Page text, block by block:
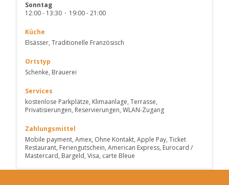
Sonntag
12:00 - 13:30 • 19:00 - 21:00
Küche
Elsässer, Traditionelle Französisch
Ortstyp
Schenke, Brauerei
Services
kostenlose Parkplätze, Klimaanlage, Terrasse,
Privatisierungen, Reservierungen, WLAN-Zugang
Zahlungsmittel
Mobile payment, Amex, Ohne Kontakt, Apple Pay, Ticket
Restaurant, Feriengutschein, American Express, Eurocard /
Mastercard, Bargeld, Visa, carte Bleue